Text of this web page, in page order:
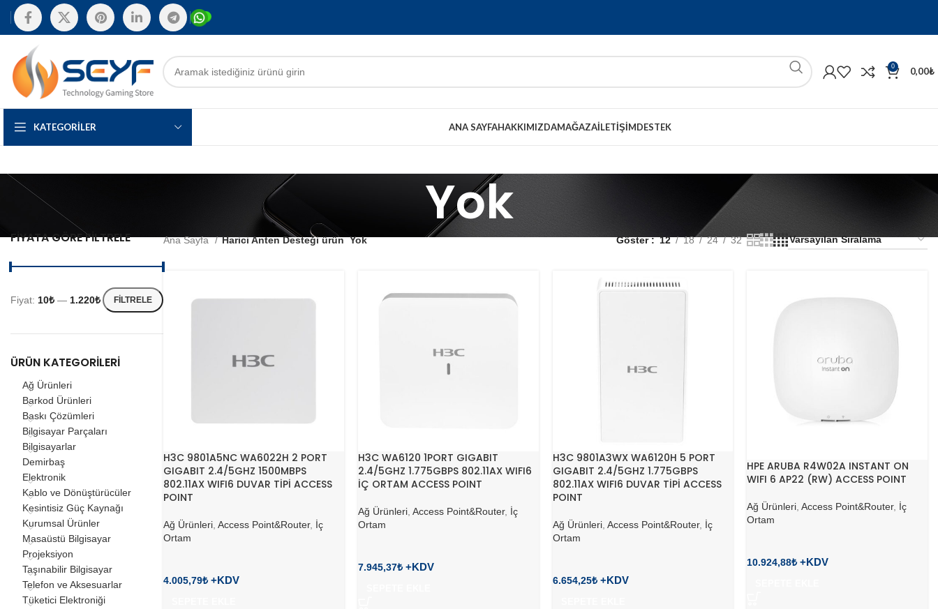
0 0,00₺
KATEGORILER ANA SAYFAHAKKIMIZDAMAĞAZAİLETIŞIMDESTEK
Yok
FIYATA GÖRE FILTRELE
FILTRELE
Fiyat: 10₺ — 1.220₺
ÜRÜN KATEGORILERI
Ağ Ürünleri
Barkod Ürünleri
Baskı Çözümleri
Bilgisayar Parçaları
Bilgisayarlar
Demirbaş
Elektronik
Kablo ve Dönüştürücüler
Kesintisiz Güç Kaynağı
Kurumsal Ürünler
Masaüstü Bilgisayar
Projeksiyon
Taşınabilir Bilgisayar
Telefon ve Aksesuarlar
Tüketici Elektroniği
Ana Sayfa Harici Anten Desteği ürün Yok Göster 12 18 24 32
H3C 9801A5NC WA6022H 2 PORT
GIGABIT 2.4/5GHZ 1500MBPS
802.11AX WIFI6 DUVAR TİPİ ACCESS
POINT
Ağ Ürünleri Access Point&Router, İç
Ortam
4.005,79₺
H3C WA6120 1PORT GIGABIT
2.4/5GHZ 1.775GBPS 802.11AX WIFI6
İÇ ORTAM ACCESS POINT
Ağ Ürünleri, Access Point&Router, İç
Ortam
7.945,37₺
H3C 9801A3WX WA6120H 5 PORT
GIGABIT 2.4/5GHZ 1.775GBPS
802.11AX WIFI6 DUVAR TİPİ ACCESS
POINT
Ağ Ürünleri, Access Point&Router, İç
Ortam
6.654,25₺
HPE ARUBA R4W02A INSTANT ON
WIFI 6 AP22 (RW) ACCESS POINT
Ağ Ürünleri,Access Point&Router, İç
Ortam
10.924,88₺